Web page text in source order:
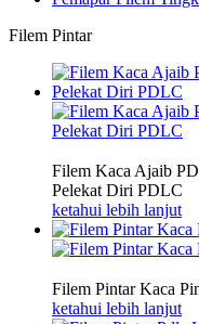
Filem Pintar
Filem Kaca Ajaib
Pelekat Diri PDLC
ketahui lebih lanjut
Filem Pintar Kaca
ketahui lebih lanjut